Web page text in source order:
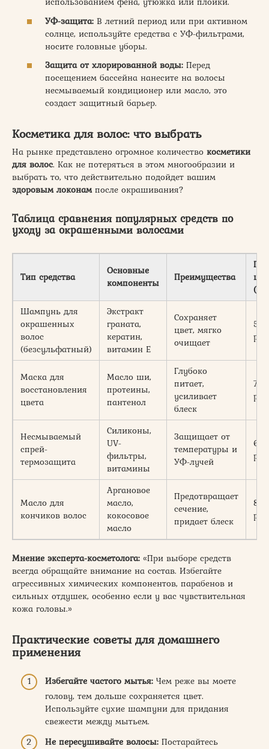
УФ-защита: В летний период или при активном
солнце, используйте средства с УФ-фильтрами,
носите головные уборы.
Защита от хлорированной воды: Перед
посещением бассейна нанесите на волосы
несмываемый кондиционер или масло, это
создаст защитный барьер.
Косметика для волос: что выбрать
На рынке представлено огромное количество косметики
для волос. Как не потеряться в этом многообразии и
выбрать то, что действительно подойдет вашим
здоровым локонампосле окрашивания?
Таблица сравнения популярных средств по
уходу за окрашенными волосами
Тип средства
Основные
компоненты
Преимущества
Шампунь для
окрашенных
волос
(безсульфатный)
Экстракт
граната,
кератин,
витамин Е
Сохраняет
цвет, мягко
очищает
руб.
Маска для
восстановления
цвета
Масло ши,
протеины,
пантенол
Глубоко
питает,
усиливает
блеск
руб.
Несмываемый
спрей-
термозащита
Силиконы,
UV-
фильтры,
витамины
Защищает от
температуры и
УФ-лучей
руб.
Масло для
кончиков волос
Аргановое
масло,
кокосовое
масло
Предотвращает
сечение,
придает блеск
руб.
Мнение эксперта-косметолога: «При выборе средств
всегда обращайте внимание на состав. Избегайте
агрессивных химических компонентов, парабенов и
сильных отдушек, особенно если у вас чувствительная
кожа головы.»
Практические советы для домашнего
применения
Избегайте частого мытья: Чем реже вы моете
голову, тем дольше сохраняется цвет.
Используйте сухие шампуни для придания
свежести между мытьем.
Не пересушивайте волосы: Постарайтесь